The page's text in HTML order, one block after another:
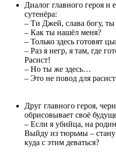
Диалог главного героя и
сутенёра:
– Ти Джей, слава богу, ты
– Как ты нашёл меня?
– Только здесь готовят
– Раз я негр, я там, где
Расист!
– Но ты же здесь…
– Это не повод для
Друг главного героя,
обрисовывает своё
– Если я убийца, на
Выйду из тюрьмы –
куда с этим деваться?